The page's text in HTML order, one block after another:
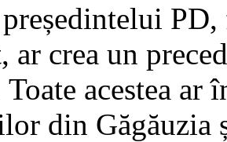
ar crea un
acestea ar
din